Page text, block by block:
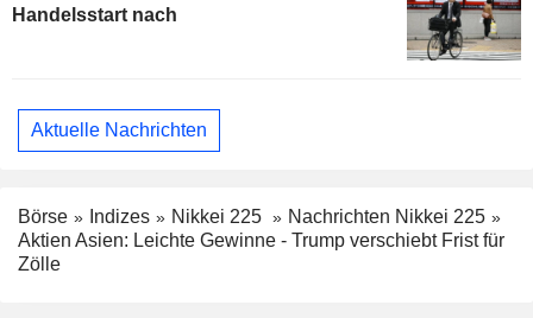
Handelsstart nach
Aktuelle Nachrichten
Börse Indizes Nikkei 225
Nachrichten Nikkei 225
Aktien Asien: Leichte Gewinne - Trump verschiebt Frist für
Zölle